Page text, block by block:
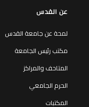
عن القدس
لمحة عن جامعة القدس
مكتب رئيس الجامعة
المتاحف والمراكز
الحرم الجامعي
المكتبات